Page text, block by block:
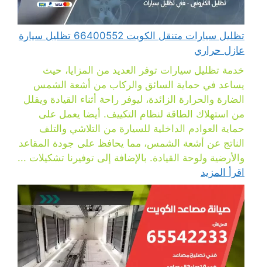
تظليل سيارات متنقل الكويت 66400552 تظليل سيارة
عازل حراري
خدمة تظليل سيارات توفر العديد من المزايا، حيث
يساعد في حماية السائق والركاب من أشعة الشمس
الضارة والحرارة الزائدة، ليوفر راحة أثناء القيادة ويقلل
من استهلاك الطاقة لنظام التكييف. أيضا يعمل على
حماية العوادم الداخلية للسيارة من التلاشي والتلف
الناتج عن أشعة الشمس، مما يحافظ على جودة المقاعد
والأرضية ولوحة القيادة. بالإضافة إلى توفيرنا تشكيلات ...
اقرأ المزيد